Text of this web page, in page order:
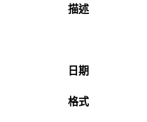
描述
日期
格式